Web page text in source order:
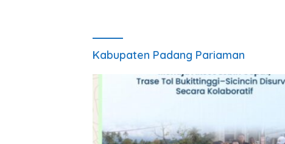
Kabupaten Padang Pariaman